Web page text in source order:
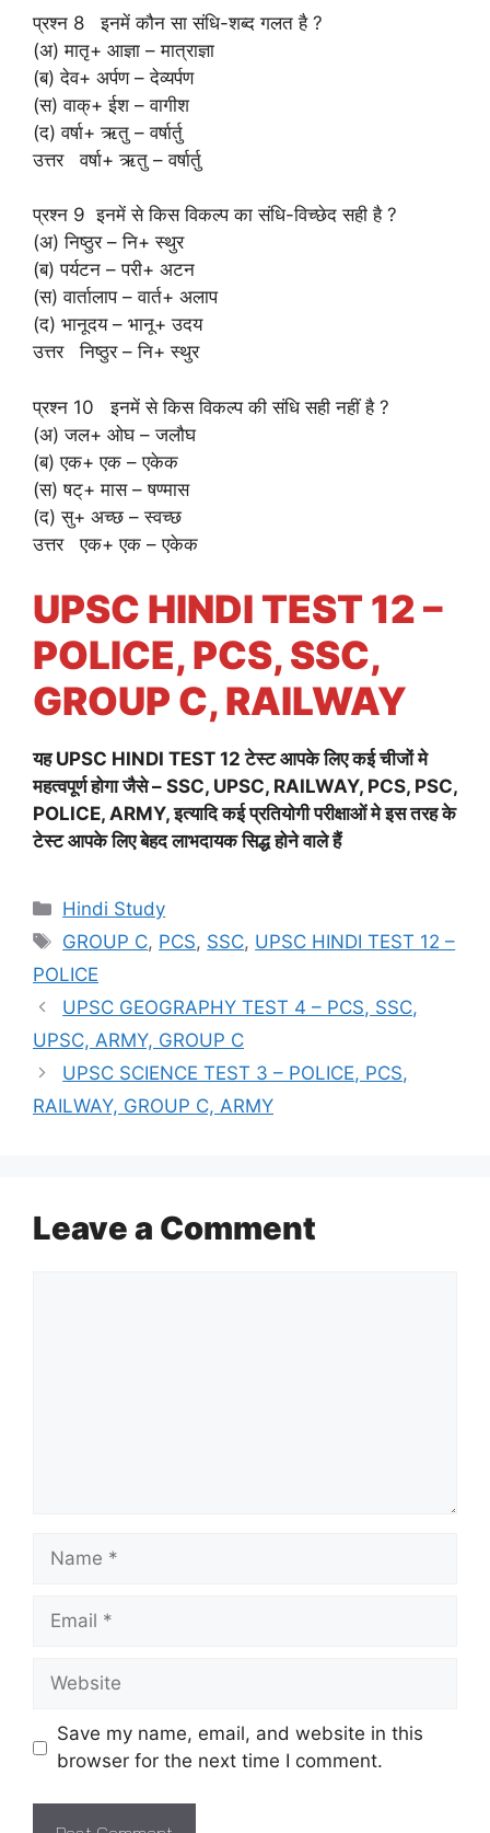
प्रश्न 8 इनमें कौन सा संधि-शब्द गलत है ?
(अ) मातृ+ आज्ञा – मात्राज्ञा
(ब) देव+ अर्पण – देव्यर्पण
(स) वाक्+ ईश – वागीश
(द) वर्षा+ ऋतु – वर्षार्तु
उत्तर वर्षा+ ऋतु – वर्षार्तु
प्रश्न 9 इनमें से किस विकल्प का संधि-विच्छेद सही है ?
(अ) निष्ठुर – नि+ स्थुर
(ब) पर्यटन – परी+ अटन
(स) वार्तालाप – वार्त+ अलाप
(द) भानूदय – भानू+ उदय
उत्तर निष्ठुर – नि+ स्थुर
प्रश्न 10 इनमें से किस विकल्प की संधि सही नहीं है ?
(अ) जल+ ओघ – जलौघ
(ब) एक+ एक – एकेक
(स) षट्+ मास – षण्मास
(द) सु+ अच्छ – स्वच्छ
उत्तर एक+ एक – एकेक
UPSC HINDI TEST 12 –
POLICE, PCS, SSC,
GROUP C, RAILWAY
यहUPSC HINDI TEST 12 टेस्ट आपके लिए कई चीजों मे
महत्वपूर्ण होगा जैसे – SSC, UPSC, RAILWAY, PCS, PSC,
POLICE, ARMY, इत्यादि कई प्रतियोगी परीक्षाओं मे इस तरह के
टेस्ट आपके लिए बेहद लाभदायक सिद्ध होने वाले हैं
Categories
Hindi Study
Tags
GROUP C, PCS, SSC, UPSC HINDI TEST 12 –
POLICE
UPSC GEOGRAPHY TEST 4 – PCS, SSC,
UPSC, ARMY, GROUP C
UPSC SCIENCE TEST 3 – POLICE, PCS,
RAILWAY, GROUP C, ARMY
Leave a Comment
Name
Email
Website
Save my name, email, and website in this
browser for the next time I comment.